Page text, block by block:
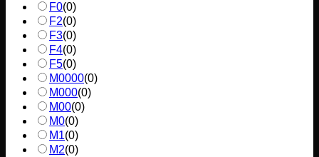
F0(0)
F2(0)
F3(0)
F4(0)
F5(0)
M0000(0)
M000(0)
M00(0)
M0(0)
M1(0)
M2(0)